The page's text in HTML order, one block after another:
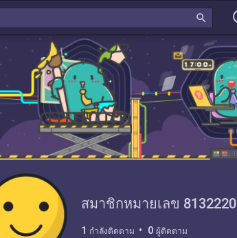
search
สมาชิกหมายเลข 8132220
1 กำลังติดตาม 0 ผู้ติดตาม